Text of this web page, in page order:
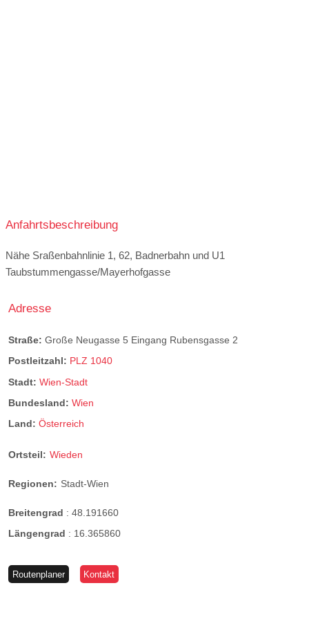
Anfahrtsbeschreibung
Nähe Sraßenbahnlinie 1, 62, Badnerbahn und U1
Taubstummengasse/Mayerhofgasse
Adresse
Straße: Große Neugasse 5 Eingang Rubensgasse 2
Postleitzahl: PLZ 1040
Stadt: Wien-Stadt
Bundesland: Wien
Land: Österreich
Ortsteil: Wieden
Regionen: Stadt-Wien
Breitengrad : 48.191660
Längengrad : 16.365860
Routenplaner Kontakt